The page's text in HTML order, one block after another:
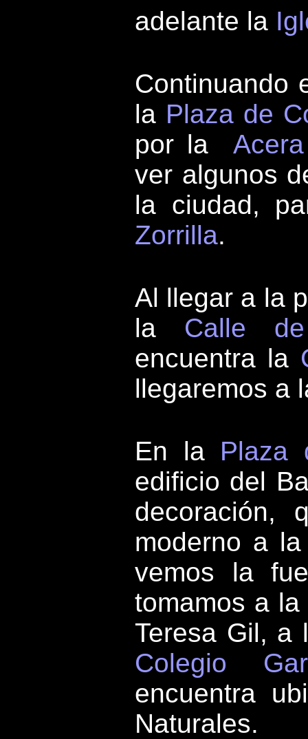
adelante la
Continuando
la Plaza de
por la
ver algunos
la ciudad,
Zorrilla.
Al llegar a la
la Calle
encuentra la
llegaremos a
En la Plaza
edificio del
decoración,
moderno a
vemos la
tomamos a
Teresa Gil, a
Colegio
encuentra
Naturales.